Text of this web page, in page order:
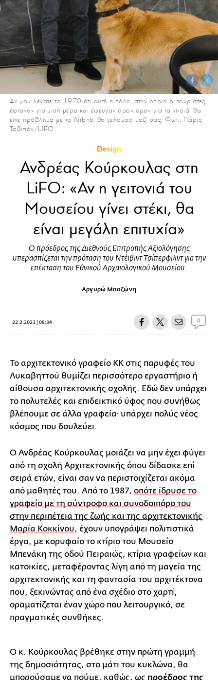
Αν μου λέγατε το 1970 ότι αυτή η πόλη, στην οποία οι τουρίστες
έφταναν για μισή μέρα και έφευγαν άρον άρον για τα νησιά, θα
είχε πρόβλημα με το Airbnb, θα γελούσα μαζί σας. Φωτ.: Πάρις
Ταβιτιάν/LIFO
Design
Ανδρέας Κούρκουλας στη
LiFO: «Αν η γειτονιά του
Μουσείου γίνει στέκι, θα
είναι μεγάλη επιτυχία»
Ο πρόεδρος της Διεθνούς Επιτροπής Αξιολόγησης
υπερασπίζεται την πρόταση του Ντέιβιντ Τσίπερφιλντ για την
επέκταση του Εθνικού Αρχαιολογικού Μουσείου.
Αργυρώ Μποζώνη
22.2.2023 | 08:34 0
Το αρχιτεκτονικό γραφείο ΚΚ στις παρυφές του
Λυκαβηττού θυμίζει περισσότερο εργαστήριο ή
αίθουσα αρχιτεκτονικής σχολής. Eδώ δεν υπάρχει
το πολυτελές και επιδεικτικό ύφος που συνήθως
βλέπουμε σε άλλα γραφεία· υπάρχει πολύς νέος
κόσμος που δουλεύει.
Ο Ανδρέας Κούρκουλας μοιάζει να μην έχει φύγει
από τη σχολή Αρχιτεκτονικής όπου δίδασκε επί
σειρά ετών, είναι σαν να περιστοιχίζεται ακόμα
από μαθητές του. Από το 1987, οπότε ίδρυσε το
γραφείο με τη σύντροφο και συνοδοιπόρο του
στην περιπέτεια της ζωής και της αρχιτεκτονικής
Μαρία Κοκκίνου, έχουν υπογράψει πολιτιστικά
έργα, με κορυφαίο το κτίριο του Μουσείο
Μπενάκη της οδού Πειραιώς, κτίρια γραφείων και
κατοικίες, μεταφέροντας λίγη από τη μαγεία της
αρχιτεκτονικής και τη φαντασία του αρχιτέκτονα
που, ξεκινώντας από ένα σχέδιο στο χαρτί,
οραματίζεται έναν χώρο που λειτουργικό, σε
πραγματικές συνθήκες.
Ο κ. Κούρκουλας βρέθηκε στην πρώτη γραμμή
της δημοσιότητας, στο μάτι του κυκλώνα, θα
μπορούσαμε να πούμε, καθώς, ως προέδρος της